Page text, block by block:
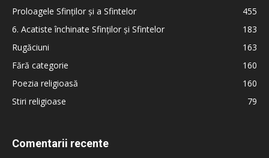
Proloagele Sfinților și a Sfintelor
455
6. Acatiste închinate Sfinților și Sfintelor
183
Rugăciuni
163
Fără categorie
160
Poezia religioasă
160
Stiri religioase
79
Comentarii recente